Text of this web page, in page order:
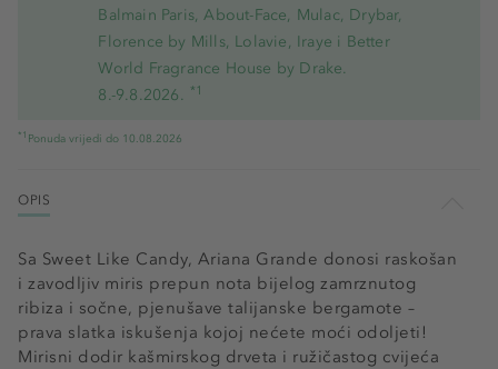
Balmain Paris, About-Face, Mulac, Drybar,
Florence by Mills, Lolavie, Iraye i Better
World Fragrance House by Drake.
8.-9.8.2026. *1
*1 Ponuda vrijedi do 10.08.2026
OPIS
Sa Sweet Like Candy, Ariana Grande donosi raskošan
i zavodljiv miris prepun nota bijelog zamrznutog
ribiza i sočne, pjenušave talijanske bergamote –
prava slatka iskušenja kojoj nećete moći odoljeti!
Mirisni dodir kašmirskog drveta i ružičastog cvijeća